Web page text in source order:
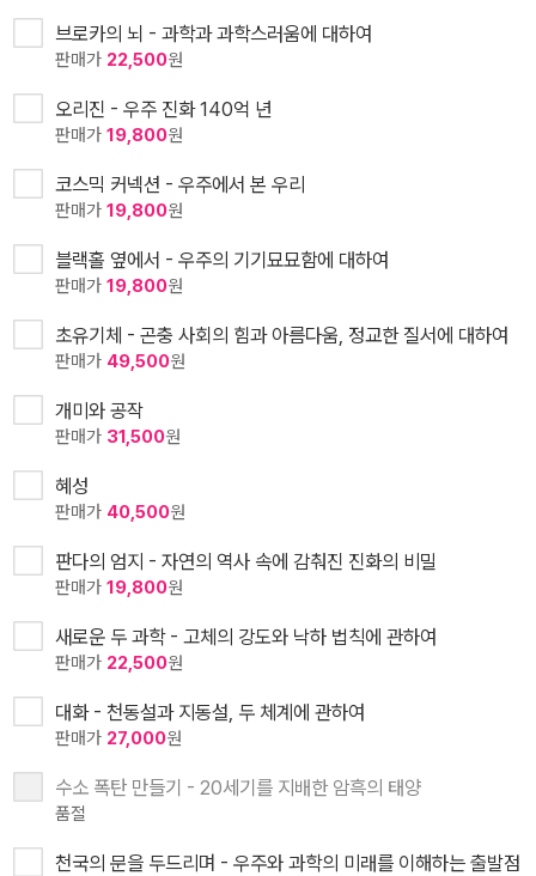
브로카의 뇌 - 과학과 과학스러움에 대하여
판매가 22,500원
오리진 - 우주 진화 140억 년
판매가 19,800원
코스믹 커넥션 - 우주에서 본 우리
판매가 19,800원
블랙홀 옆에서 - 우주의 기기묘묘함에 대하여
판매가 19,800원
초유기체 - 곤충 사회의 힘과 아름다움, 정교한 질서에 대하여
판매가 49,500원
개미와 공작
판매가 31,500원
혜성
판매가 40,500원
판다의 엄지 - 자연의 역사 속에 감춰진 진화의 비밀
판매가 19,800원
새로운 두 과학 - 고체의 강도와 낙하 법칙에 관하여
판매가 22,500원
대화 - 천동설과 지동설, 두 체계에 관하여
판매가 27,000원
수소 폭탄 만들기 - 20세기를 지배한 암흑의 태양
품절
천국의 문을 두드리며 - 우주와 과학의 미래를 이해하는 출발점